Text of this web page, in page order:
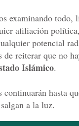
examinando
afiliación
potencial
reiterar que no
Islámico.
hasta
a la luz.